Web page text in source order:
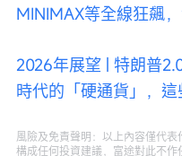
MINIMAX等全線狂飆
2026年展望 | 特朗普
時代的「硬通貨」，這
風險及免責聲明：以上內容僅代
構成任何投資建議，富途對此不作